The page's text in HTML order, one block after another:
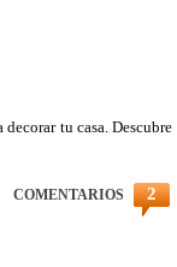
tu casa. Descubre
2
COMENTARIOS